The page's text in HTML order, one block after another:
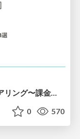
『コードを書く以外の』エンジニアリング〜課金基盤移行プロジェクト推進のためのTips4選
0 570